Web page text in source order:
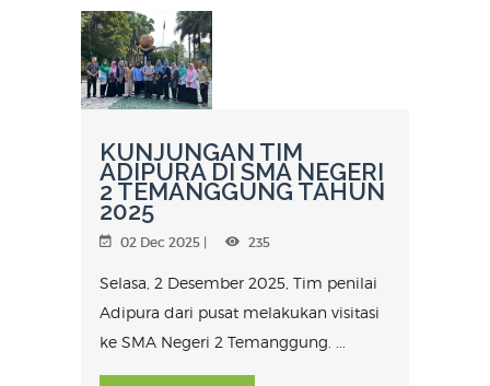
KUNJUNGAN TIM
ADIPURA DI SMA NEGERI
2 TEMANGGUNG TAHUN
2025
02 Dec 2025 | 235
Selasa, 2 Desember 2025, Tim penilai
Adipura dari pusat melakukan visitasi
ke SMA Negeri 2 Temanggung. ...